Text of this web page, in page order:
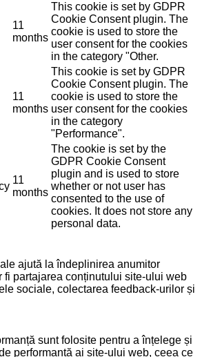
11
months
This cookie is set by GDPR
Cookie Consent plugin. The
cookie is used to store the
user consent for the cookies
in the category "Other.
11
months
This cookie is set by GDPR
Cookie Consent plugin. The
cookie is used to store the
user consent for the cookies
in the category
"Performance".
11
months
The cookie is set by the
GDPR Cookie Consent
plugin and is used to store
whether or not user has
consented to the use of
cookies. It does not store any
personal data.
ajută la îndeplinirea anumitor
fi partajarea conținutului site-ului web
sociale, colectarea feedback-urilor și
sunt folosite pentru a înțelege și
performanță ai site-ului web, ceea ce